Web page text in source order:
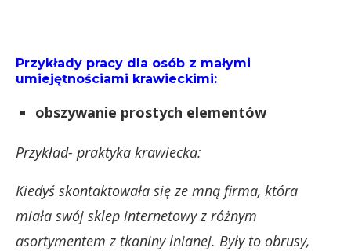
Przykłady pracy dla osób z małymi
umiejętnościami krawieckimi:
obszywanie prostych elementów
Przykład- praktyka krawiecka:
Kiedyś skontaktowała się ze mną firma, która
miała swój sklep internetowy z różnym
asortymentem z tkaniny lnianej. Były to obrusy,